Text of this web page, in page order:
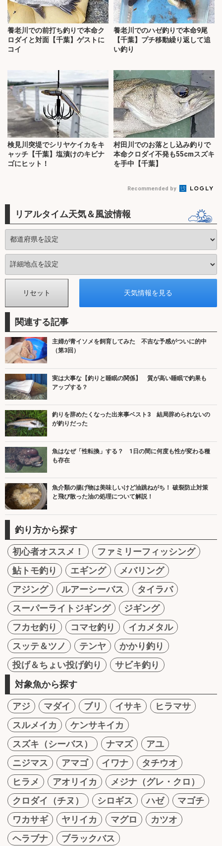
養老川での前打ち釣りで本命ク
ロダイと対面【千葉】ゲストに
コイ
養老川でのハゼ釣りで本命9尾
【千葉】プチ移動繰り返して追
い釣り
検見川突堤でシリヤケイカをキ
ャッチ【千葉】塩漬けのキビナ
ゴにヒット！
村田川でのお落とし込み釣りで
本命クロダイ不発も55cmスズキ
を手中【千葉】
Recommended by
リアルタイム天気＆風波情報
関連する記事
主婦が青イソメを飼育してみた 不吉な予感がついに的中
（第3回）
実は大事な【釣りと睡眠の関係】 質が高い睡眠で釣果も
アップする？
釣りを辞めたくなった出来事ベスト3 結局辞められないの
が釣りだった
魚はなぜ「性転換」する？ 1日の間に何度も性が変わる種
も存在
魚介類の揚げ物は美味しいけど油跳ねがち！ 破裂防止対策
と飛び散った油の処理について解説！
釣り方から探す
初心者オススメ！
ファミリーフィッシング
鮎トモ釣り
エギング
メバリング
アジング
ルアーシーバス
タイラバ
スーパーライトジギング
ジギング
フカセ釣り
コマセ釣り
イカメタル
スッテ＆ツノ
テンヤ
かかり釣り
投げ＆ちょい投げ釣り
サビキ釣り
対象魚から探す
アジ マダイ ブリ イサキ
ヒラマサ
スルメイカ
ケンサキイカ
スズキ（シーバス）
ナマズ
アユ
ニジマス
アマゴ イワナ
タチウオ
ヒラメ
アオリイカ
メジナ（グレ・クロ）
クロダイ（チヌ）
シロギス ハゼ
マゴチ
ワカサギ
ヤリイカ マグロ
カツオ
ヘラブナ
ブラックバス